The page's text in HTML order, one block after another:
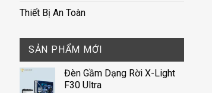
Thiết Bị An Toàn
SẢN PHẨM MỚI
Đèn Gầm Dạng Rời X-Light
F30 Ultra